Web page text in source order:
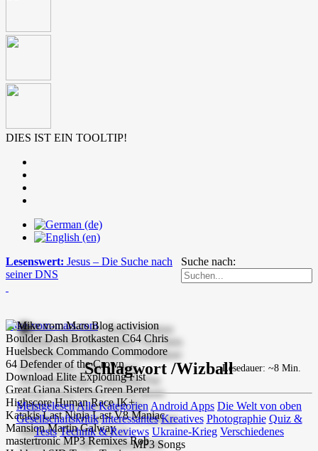
DIES IST EIN TOOLTIP!
Suche nach:
Lesenswert: Jesus – Die Suche nach
seiner DNS
mike-vom-mars.com
Schlagwort /Wizball
MeistgelesenAlle Kategorien Android Apps Die Welt von oben
Gesellschaftskritik Interessantes Kreatives Photographie Quiz &
Tests Technik & Reviews Ukraine-Krieg Verschiedenes
MP3 Songs
Lesedauer: ~8 Min.